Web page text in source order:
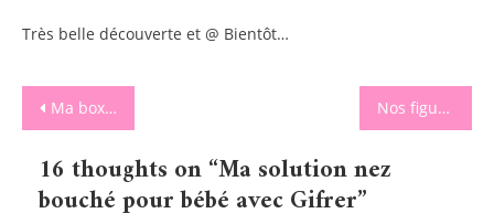
Très belle découverte et @ Bientôt…
Navigation
de
l’article
Ma box beauté de Noël Belle au Naturel Nos figurines préférées Sonny Angel By Babywatch
16 thoughts on “Ma solution nez
bouché pour bébé avec Gifrer”